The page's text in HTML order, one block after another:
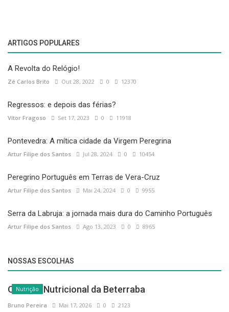
ARTIGOS POPULARES
A Revolta do Relógio!
Zé Carlos Brito Out 28, 2022 0 12370
Regressos: e depois das férias?
Vítor Fragoso Set 17, 2023 0 11918
Pontevedra: A mítica cidade da Virgem Peregrina
Artur Filipe dos Santos Jul 28, 2024 0 10454
Peregrino Português em Terras de Vera-Cruz
Artur Filipe dos Santos Mai 24, 2024 0 9955
Serra da Labruja: a jornada mais dura do Caminho Português
Artur Filipe dos Santos Ago 13, 2023 0 8965
NOSSAS ESCOLHAS
Nutrição
O Poder Nutricional da Beterraba
Bruno Pereira Mai 17, 2026 0 2123